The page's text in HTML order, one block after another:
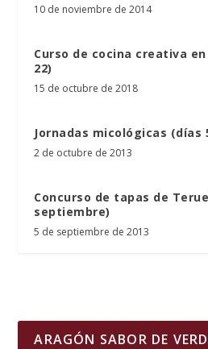
10 de noviembre de 2014
Curso de cocina creativa en
22)
15 de octubre de 2018
Jornadas micológicas (días
2 de octubre de 2013
Concurso de tapas de
septiembre)
5 de septiembre de 2013
ARAGÓN SABOR DE